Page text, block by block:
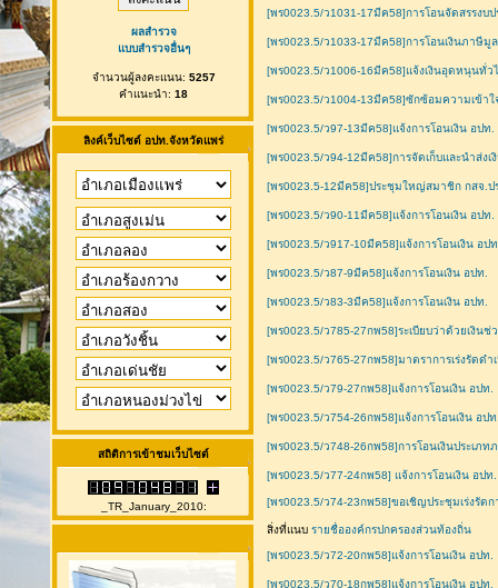
ผลสำรวจ
แบบสำรวจอื่นๆ
จำนวนผู้ลงคะแนน: 5257
คำแนะนำ: 18
ลิงค์เว็บไซต์ อปท.จังหวัดแพร่
สถิติการเข้าชมเว็บไซต์
_TR_January_2010:
[พร0023.5/ว1031-17มีค58]การโอนจัดสรรง
[พร0023.5/ว1033-17มีค58]การโอนเงินภาษี
[พร0023.5/ว1006-16มีค58]แจ้งเงินอุดหนุนทั่
[พร0023.5/ว1004-13มีค58]ซักซ้อมความเข้า
[พร0023.5/ว97-13มีค58]แจ้งการโอนเงิน อปท.
[พร0023.5/ว94-12มีค58]การจัดเก็บและนำส่ง
[พร0023.5-12มีค58]ประชุมใหญ่สมาชิก กสจ.ป
[พร0023.5/ว90-11มีค58]แจ้งการโอนเงิน อปท.
[พร0023.5/ว917-10มีค58]แจ้งการโอนเงิน อป
[พร0023.5/ว87-9มีค58]แจ้งการโอนเงิน อปท.
[พร0023.5/ว83-3มีค58]แจ้งการโอนเงิน อปท.
[พร0023.5/ว785-27กพ58]ระเบียบว่าด้วยเงิ
[พร0023.5/ว765-27กพ58]มาตราการเร่งรัดด
[พร0023.5/ว79-27กพ58]แจ้งการโอนเงิน อปท.
[พร0023.5/ว754-26กพ58]แจ้งการโอนเงิน อป
[พร0023.5/ว748-26กพ58]การโอนเงินประเภ
[พร0023.5/ว77-24กพ58] แจ้งการโอนเงิน อปท.
[พร0023.5/ว74-23กพ58]ขอเชิญประชุมเร่งรัดก
สิ่งที่แนบ รายชื่อองค์กรปกครองส่วนท้องถิ่น
[พร0023.5/ว72-20กพ58]แจ้งการโอนเงิน อปท.
[พร0023.5/ว70-18กพ58]แจ้งการโอนเงิน อปท.